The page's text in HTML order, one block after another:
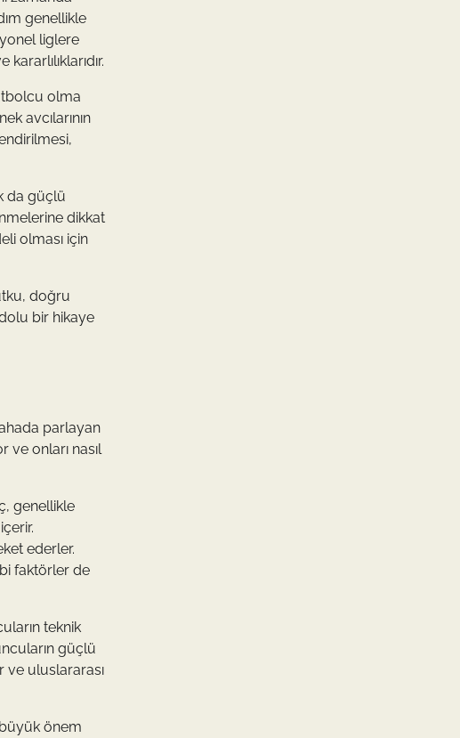
genellikle
liglere
olma
avcılarının
da güçlü
dikkat
olması için
doğru
bir hikaye
parlayan
onları nasıl
genellikle
ederler.
faktörler de
teknik
güçlü
ve uluslararası
önem